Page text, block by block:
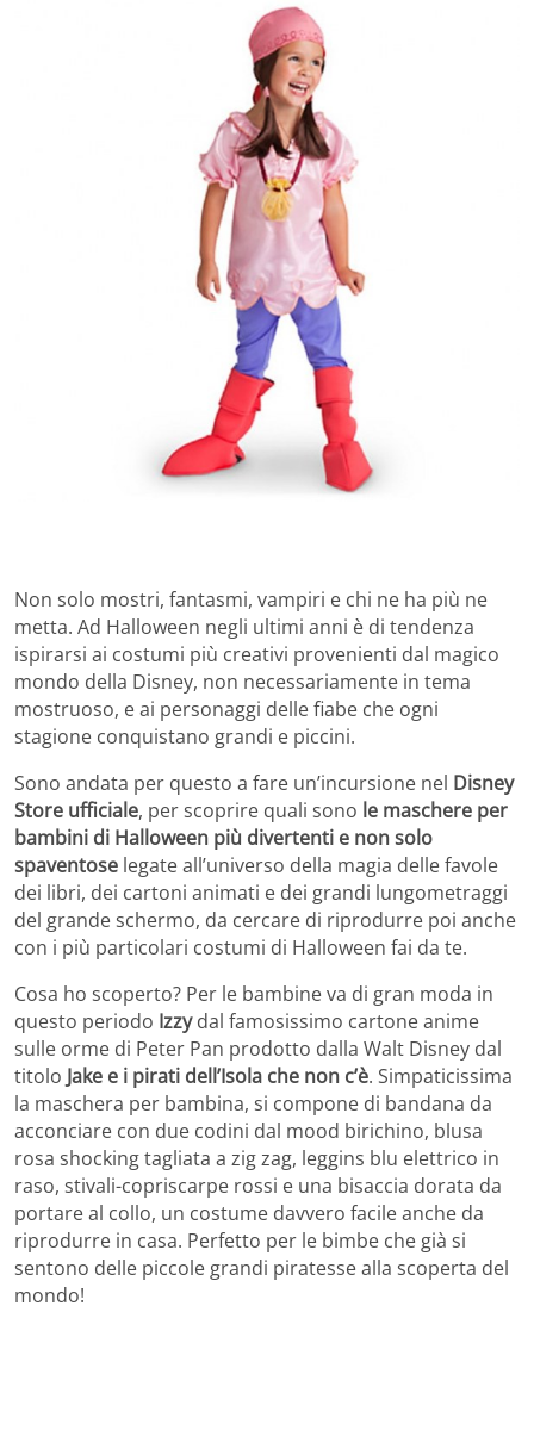
Non solo mostri, fantasmi, vampiri e chi ne ha più ne
metta. Ad Halloween negli ultimi anni è di tendenza
ispirarsi ai costumi più creativi provenienti dal magico
mondo della Disney, non necessariamente in tema
mostruoso, e ai personaggi delle fiabe che ogni
stagione conquistano grandi e piccini.
Sono andata per questo a fare un’incursione nel Disney
Store ufficiale, per scoprire quali sono le maschere per
bambini di Halloween più divertenti e non solo
spaventose legate all’universo della magia delle favole
dei libri, dei cartoni animati e dei grandi lungometraggi
del grande schermo, da cercare di riprodurre poi anche
con i più particolari costumi di Halloween fai da te.
Cosa ho scoperto? Per le bambine va di gran moda in
questo periodo Izzydal famosissimo cartone anime
sulle orme di Peter Pan prodotto dalla Walt Disney dal
titolo Jake e i pirati dell’Isola che non c’è. Simpaticissima
la maschera per bambina, si compone di bandana da
acconciare con due codini dal mood birichino, blusa
rosa shocking tagliata a zig zag, leggins blu elettrico in
raso, stivali-copriscarpe rossi e una bisaccia dorata da
portare al collo, un costume davvero facile anche da
riprodurre in casa. Perfetto per le bimbe che già si
sentono delle piccole grandi piratesse alla scoperta del
mondo!